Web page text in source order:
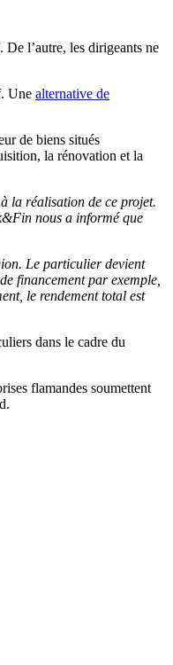
l’autre, les dirigeants ne
Une alternative de
de biens situés
la rénovation et la
la réalisation de ce projet.
nous a informé que
Le particulier devient
financement par exemple,
le rendement total est
dans le cadre du
flamandes soumettent